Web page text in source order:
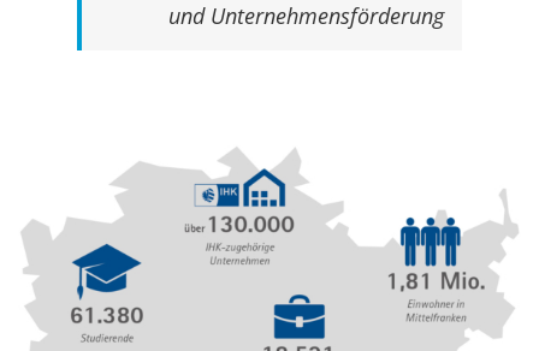
und Unternehmensförderung